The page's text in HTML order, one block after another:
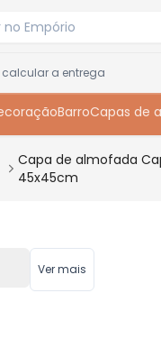
BarroCapas de
Capa de almofada
45x45cm
Ver mais